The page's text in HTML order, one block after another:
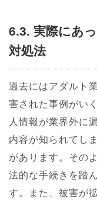
6.3. 実際にあ
対処法
過去にはアダルト
害された事例がい
人情報が業界外に
内容が知られてし
があります。その
法的な手続きを踏
す。また、被害が